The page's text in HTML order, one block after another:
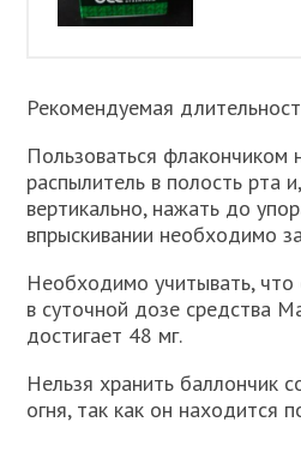
Рекомендуемая
Пользоваться флакончиком
распылитель в полость рта
вертикально, нажать до
впрыскивании необходимо
Необходимо учитывать,
в суточной дозе средства
достигает 48 мг.
Нельзя хранить баллончик
огня, так как он находится